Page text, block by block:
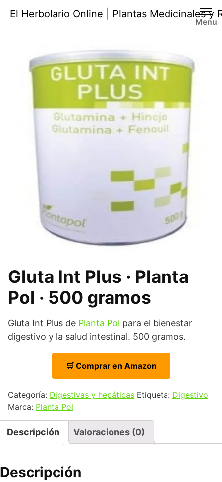
contenido
El Herbolario Online | Plantas Medicinales y
Menu
Gluta Int Plus · Planta
Pol · 500 gramos
Gluta Int Plus de Planta Pol para el bienestar
digestivo y la salud intestinal. 500 gramos.
🛒 Comprar en Amazon
Categoría: Digestivas y hepáticas Etiqueta: Digestivo
Marca: Planta Pol
Descripción Valoraciones (0)
Descripción